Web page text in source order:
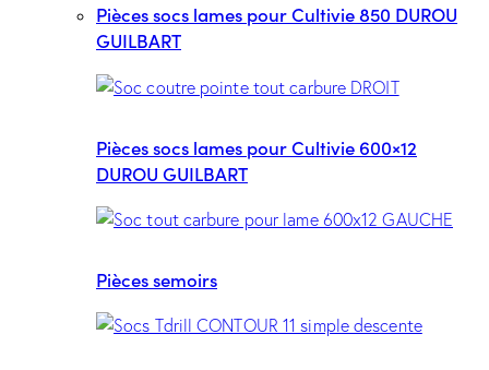
Pièces socs lames pour Cultivie 850 DUROU
GUILBART
Pièces socs lames pour Cultivie 600×12
DUROU GUILBART
Pièces semoirs